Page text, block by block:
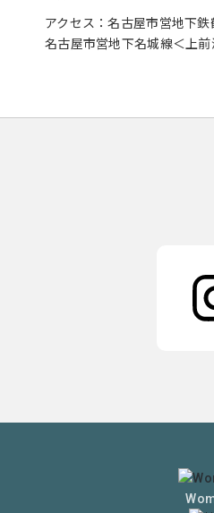
アクセス：名古屋市営地下
名古屋市営地下名城線＜上